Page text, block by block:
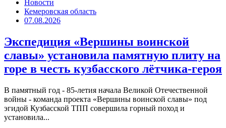
Новости
Кемеровская область
07.08.2026
Экспедиция «Вершины воинской
славы» установила памятную плиту на
горе в честь кузбасского лётчика-героя
В памятный год - 85-летия начала Великой Отечественной
войны - команда проекта «Вершины воинской славы» под
эгидой Кузбасской ТПП совершила горный поход и
установила...